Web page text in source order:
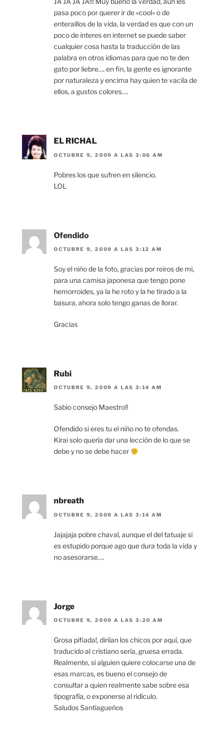
pasa poco por querer ir de «cool» o de
enteraillos de la vida, la verdad es que con un
poco de interes en internet se puede saber
cualquier cosa hasta la traducción de las
palabra en otros idiomas para que no te den
gato por liebre…. en fin, la gente es ignorante
por naturaleza y encima hay quien te vacila de
ellos, a gustos colores….
EL RICHAL
OCTUBRE 9, 2009 A LAS 3:06 AM
Pobres los que sufren en silencio.
LOL
Ofendido
OCTUBRE 9, 2009 A LAS 3:12 AM
Soy el niño de la foto, gracias por reiros de mi,
para una camisa japonesa que tengo pone
hemorroides, ya la he roto y la he tirado a la
basura, ahora solo tengo ganas de llorar.
Gracias
Rubi
OCTUBRE 9, 2009 A LAS 3:14 AM
Sabio consejo Maestro!!
Ofendido si eres tu el niño no te ofendas.
Kirai solo quería dar una lección de lo que se
debe y no se debe hacer
nbreath
OCTUBRE 9, 2009 A LAS 3:14 AM
Jajajaja pobre chaval, aunque el del tatuaje si
es estupido porque ago que dura toda la vida y
no asesorarse….
Jorge
OCTUBRE 9, 2009 A LAS 3:20 AM
Grosa pifiada!, diriían los chicos por aquí, que
traducido al cristiano sería, gruesa errada.
Realmente, si alguien quiere colocarse una de
esas marcas, es bueno el consejo de
consultar a quien realmente sabe sobre esa
tipografía, o exponerse al ridículo.
Saludos Santiagueños